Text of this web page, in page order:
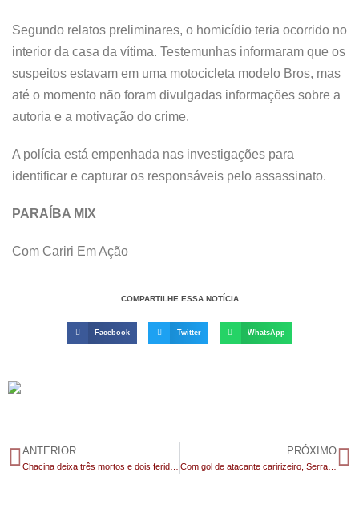
Segundo relatos preliminares, o homicídio teria ocorrido no
interior da casa da vítima. Testemunhas informaram que os
suspeitos estavam em uma motocicleta modelo Bros, mas
até o momento não foram divulgadas informações sobre a
autoria e a motivação do crime.
A polícia está empenhada nas investigações para
identificar e capturar os responsáveis ​​pelo assassinato.
PARAÍBA MIX
Com Cariri Em Ação
COMPARTILHE ESSA NOTÍCIA
Facebook Twitter WhatsApp
ANTERIOR PRÓXIMO